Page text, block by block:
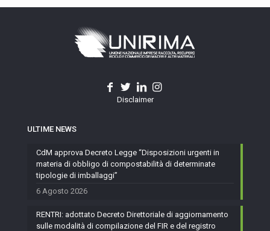
Disclaimer
ULTIME NEWS
CdM approva Decreto Legge “Disposizioni urgenti in
materia di obbligo di compostabilità di determinate
tipologie di imballaggi”
6 Agosto 2026
RENTRI: adottato Decreto Direttoriale di aggiornamento
sulle modalità di compilazione del FIR e del registro